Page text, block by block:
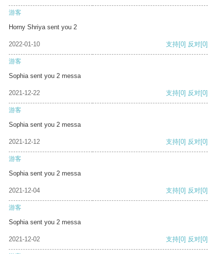
游客
Horny Shriya sent you 2
2022-01-10 支持[0] 反对[0]
游客
Sophia sent you 2 messa
2021-12-22 支持[0] 反对[0]
游客
Sophia sent you 2 messa
2021-12-12 支持[0] 反对[0]
游客
Sophia sent you 2 messa
2021-12-04 支持[0] 反对[0]
游客
Sophia sent you 2 messa
2021-12-02 支持[0] 反对[0]